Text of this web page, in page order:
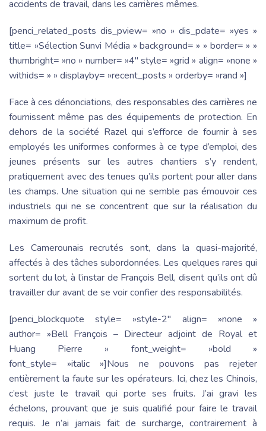
accidents de travail, dans les carrières mêmes.
[penci_related_posts dis_pview= »no » dis_pdate= »yes »
title= »Sélection Sunvi Média » background= » » border= » »
thumbright= »no » number= »4″ style= »grid » align= »none »
withids= » » displayby= »recent_posts » orderby= »rand »]
Face à ces dénonciations, des responsables des carrières ne
fournissent même pas des équipements de protection. En
dehors de la société Razel qui s’efforce de fournir à ses
employés les uniformes conformes à ce type d’emploi, des
jeunes présents sur les autres chantiers s’y rendent,
pratiquement avec des tenues qu’ils portent pour aller dans
les champs. Une situation qui ne semble pas émouvoir ces
industriels qui ne se concentrent que sur la réalisation du
maximum de profit.
Les Camerounais recrutés sont, dans la quasi-majorité,
affectés à des tâches subordonnées. Les quelques rares qui
sortent du lot, à l’instar de François Bell, disent qu’ils ont dû
travailler dur avant de se voir confier des responsabilités.
[penci_blockquote style= »style-2″ align= »none »
author= »Bell François – Directeur adjoint de Royal et
Huang Pierre » font_weight= »bold »
font_style= »italic »]Nous ne pouvons pas rejeter
entièrement la faute sur les opérateurs. Ici, chez les Chinois,
c’est juste le travail qui porte ses fruits. J’ai gravi les
échelons, prouvant que je suis qualifié pour faire le travail
requis. Je n’ai jamais fait de surcharge, contrairement à